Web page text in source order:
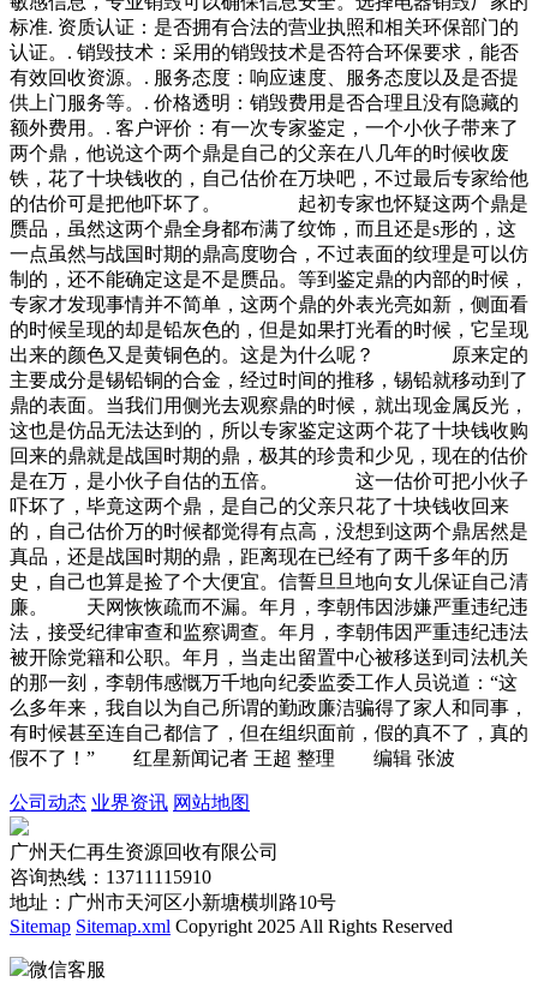
标准. 资质认证：是否拥有合法的营业执照和相关环保部门的
认证。. 销毁技术：采用的销毁技术是否符合环保要求，能否
有效回收资源。. 服务态度：响应速度、服务态度以及是否提
供上门服务等。. 价格透明：销毁费用是否合理且没有隐藏的
额外费用。. 客户评价：有一次专家鉴定，一个小伙子带来了
两个鼎，他说这个两个鼎是自己的父亲在八几年的时候收废
铁，花了十块钱收的，自己估价在万块吧，不过最后专家给他
的估价可是把他吓坏了。 起初专家也怀疑这两个鼎是
赝品，虽然这两个鼎全身都布满了纹饰，而且还是s形的，这
一点虽然与战国时期的鼎高度吻合，不过表面的纹理是可以仿
制的，还不能确定这是不是赝品。等到鉴定鼎的内部的时候，
专家才发现事情并不简单，这两个鼎的外表光亮如新，侧面看
的时候呈现的却是铅灰色的，但是如果打光看的时候，它呈现
出来的颜色又是黄铜色的。这是为什么呢？ 原来定的
主要成分是锡铅铜的合金，经过时间的推移，锡铅就移动到了
鼎的表面。当我们用侧光去观察鼎的时候，就出现金属反光，
这也是仿品无法达到的，所以专家鉴定这两个花了十块钱收购
回来的鼎就是战国时期的鼎，极其的珍贵和少见，现在的估价
是在万，是小伙子自估的五倍。 这一估价可把小伙子
吓坏了，毕竟这两个鼎，是自己的父亲只花了十块钱收回来
的，自己估价万的时候都觉得有点高，没想到这两个鼎居然是
真品，还是战国时期的鼎，距离现在已经有了两千多年的历
史，自己也算是捡了个大便宜。信誓旦旦地向女儿保证自己清
廉。 天网恢恢疏而不漏。年月，李朝伟因涉嫌严重违纪违
法，接受纪律审查和监察调查。年月，李朝伟因严重违纪违法
被开除党籍和公职。年月，当走出留置中心被移送到司法机关
的那一刻，李朝伟感慨万千地向纪委监委工作人员说道：“这
么多年来，我自以为自己所谓的勤政廉洁骗得了家人和同事，
有时候甚至连自己都信了，但在组织面前，假的真不了，真的
假不了！” 红星新闻记者 王超 整理 编辑 张波
公司动态 业界资讯 网站地图
广州天仁再生资源回收有限公司
咨询热线：13711115910
地址：广州市天河区小新塘横圳路10号
Sitemap Sitemap.xml Copyright 2025 All Rights Reserved
微信客服